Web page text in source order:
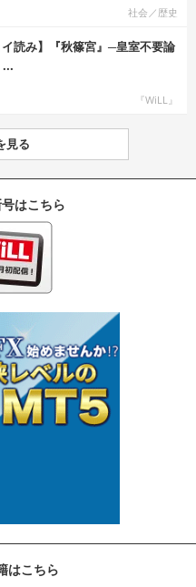
社会／歴史
イ読み】『秋篠宮』─皇室不要論
...
『WiLL』
見る
はこちら
はこちら